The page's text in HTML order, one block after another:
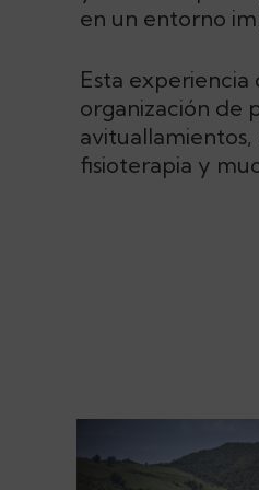
en un entorno
Esta experiencia
organización de
fisioterapia y